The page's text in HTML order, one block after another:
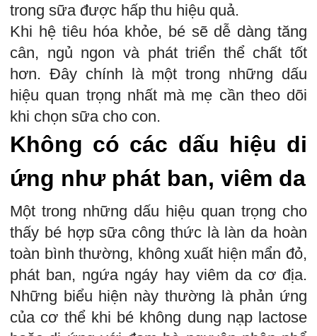
trong sữa được hấp thu hiệu quả.
Khi hệ tiêu hóa khỏe, bé sẽ dễ dàng tăng
cân, ngủ ngon và phát triển thể chất tốt
hơn. Đây chính là một trong những dấu
hiệu quan trọng nhất mà mẹ cần theo dõi
khi chọn sữa cho con.
Không có các dấu hiệu di
ứng như phát ban, viêm da
Một trong những dấu hiệu quan trọng cho
thấy bé hợp sữa công thức là làn da hoàn
toàn bình thường, không xuất hiện mẩn đỏ,
phát ban, ngứa ngáy hay viêm da cơ địa.
Những biểu hiện này thường là phản ứng
của cơ thể khi bé không dung nạp lactose